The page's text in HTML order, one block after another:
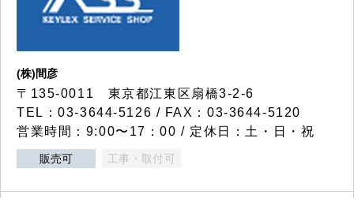
(株)間彦
〒135-0011 東京都江東区扇橋3-2-6
TEL：03-3644-5126 / FAX：03-3644-5120
営業時間：9:00〜17：00 / 定休日：土・日・祝
販売可 工事・取付可